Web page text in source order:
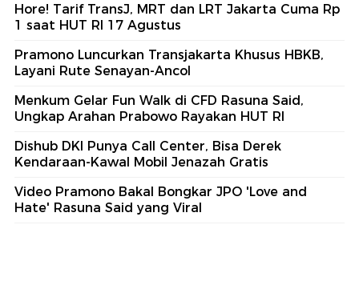
Hore! Tarif TransJ, MRT dan LRT Jakarta Cuma Rp
1 saat HUT RI 17 Agustus
Pramono Luncurkan Transjakarta Khusus HBKB,
Layani Rute Senayan-Ancol
Menkum Gelar Fun Walk di CFD Rasuna Said,
Ungkap Arahan Prabowo Rayakan HUT RI
Dishub DKI Punya Call Center, Bisa Derek
Kendaraan-Kawal Mobil Jenazah Gratis
Video Pramono Bakal Bongkar JPO 'Love and
Hate' Rasuna Said yang Viral